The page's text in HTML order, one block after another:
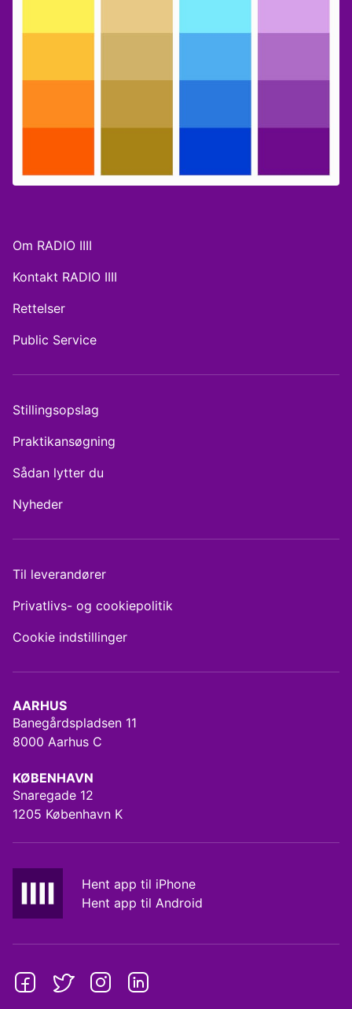
AARHUS
Banegårdspladsen 11
8000 Aarhus C
KØBENHAVN
Snaregade 12
1205 København K
Hent app til iPhone
Hent app til Android
Om RADIO IIII
Kontakt RADIO IIII
Rettelser
Public Service
Stillingsopslag
Praktikansøgning
Sådan lytter du
Nyheder
Til leverandører
Privatlivs- og cookiepolitik
Cookie indstillinger